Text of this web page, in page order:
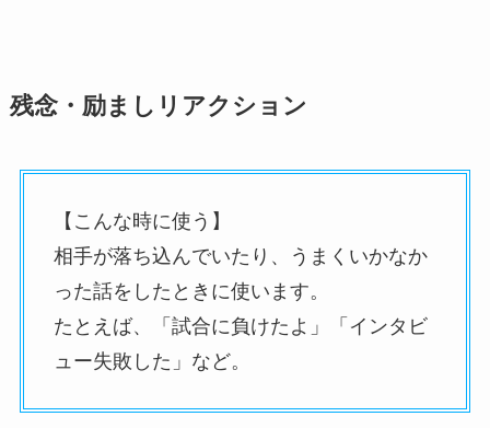
残念・励ましリアクション
【こんな時に使う】
相手が落ち込んでいたり、うまくいかなか
った話をしたときに使います。
たとえば、「試合に負けたよ」「インタビ
ュー失敗した」など。